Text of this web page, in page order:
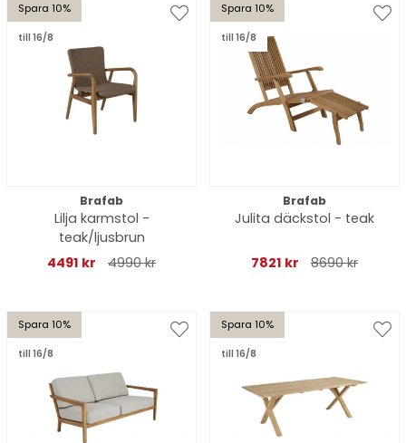
Spara 10%
till 16/8
Brafab
Lilja karmstol -
teak/ljusbrun
4491 kr
4990 kr
Spara 10%
till 16/8
Brafab
Julita däckstol - teak
7821 kr 8690 kr
Spara 10%
till 16/8
Spara 10%
till 16/8